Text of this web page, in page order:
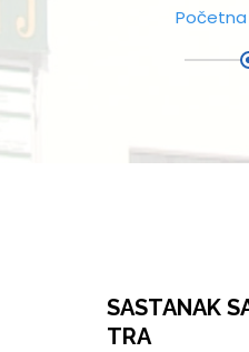
Početna
SASTANAK
TRA